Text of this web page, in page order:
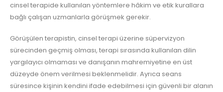
cinsel terapide kullanılan yöntemlere hâkim ve etik kurallara
bağlı çalışan uzmanlarla görüşmek gerekir.
Görüşülen terapistin, cinsel terapi üzerine süpervizyon
sürecinden geçmiş olması, terapi sırasında kullanılan dilin
yargılayıcı olmaması ve danışanın mahremiyetine en üst
düzeyde önem verilmesi beklenmelidir. Ayrıca seans
süresince kişinin kendini ifade edebilmesi için güvenli bir alanın